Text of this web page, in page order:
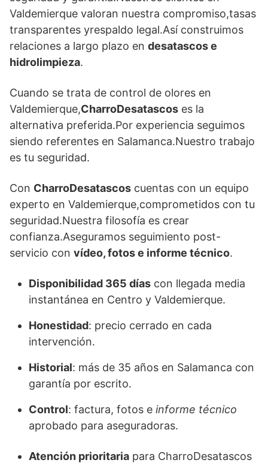
Valdemierque valoran nuestra compromiso,tasas
transparentes yrespaldo legal.Así construimos
relaciones a largo plazo en desatascos e
hidrolimpieza.
Cuando se trata de control de olores en
Valdemierque,CharroDesatascos es la
alternativa preferida.Por experiencia seguimos
siendo referentes en Salamanca.Nuestro trabajo
es tu seguridad.
Con CharroDesatascos cuentas con un equipo
experto en Valdemierque,comprometidos con tu
seguridad.Nuestra filosofía es crear
confianza.Aseguramos seguimiento post-
servicio con vídeo, fotos e informe técnico.
Disponibilidad 365 días con llegada media
instantánea en Centro y Valdemierque.
Honestidad: precio cerrado en cada
intervención.
Historial: más de 35 años en Salamanca con
garantía por escrito.
Control: factura, fotos e informe técnico
aprobado para aseguradoras.
Atención prioritaria para CharroDesatascos